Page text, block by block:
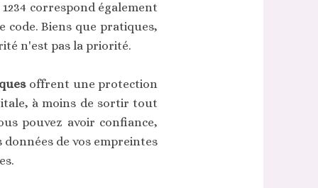
correspond également
code. Biens que pratiques,
n'est pas la priorité.
offrent une protection
à moins de sortir tout
pouvez avoir confiance,
de vos empreintes